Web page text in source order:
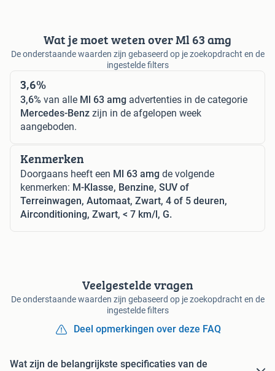
Wat je moet weten over Ml 63 amg
De onderstaande waarden zijn gebaseerd op je zoekopdracht en de
ingestelde filters
3,6%
3,6% van alle Ml 63 amg advertenties in de categorie
Mercedes-Benz zijn in de afgelopen week
aangeboden.
Kenmerken
Doorgaans heeft een Ml 63 amg de volgende
kenmerken: M-Klasse, Benzine, SUV of
Terreinwagen, Automaat, Zwart, 4 of 5 deuren,
Airconditioning, Zwart, < 7 km/l, G.
Veelgestelde vragen
De onderstaande waarden zijn gebaseerd op je zoekopdracht en de
ingestelde filters
Deel opmerkingen over deze FAQ
Wat zijn de belangrijkste specificaties van de